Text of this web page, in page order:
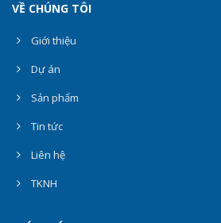
VỀ CHÚNG TÔI
Giới thiệu
Dự án
Sản phẩm
Tin tức
Liên hệ
TKNH